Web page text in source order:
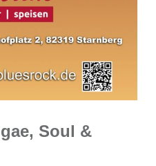
Soul &